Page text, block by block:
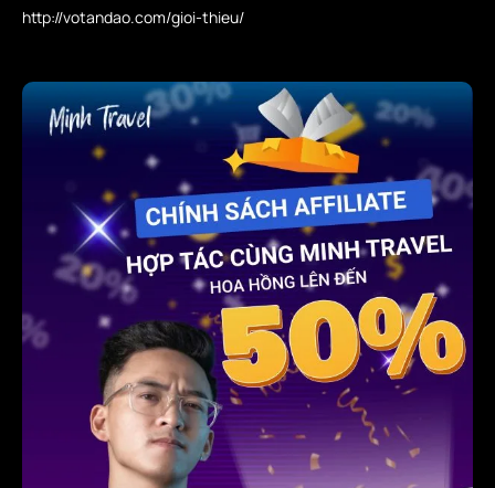
http://votandao.com/gioi-thieu/